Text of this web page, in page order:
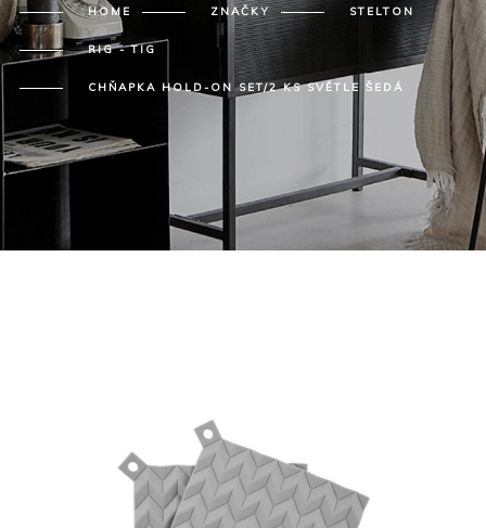
HOME ZNAČKY STELTON
RIG - TIG
CHŇAPKA HOLD-ON SET/2 KS SVĚTLE ŠEDÁ